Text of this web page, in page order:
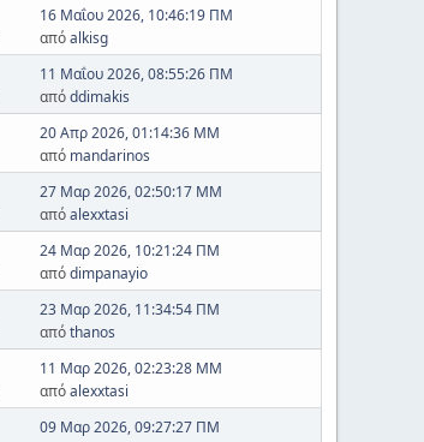
16 Μαΐου 2026, 10:46:19 ΠΜ
απόalkisg
11 Μαΐου 2026, 08:55:26 ΠΜ
απόddimakis
20 Απρ 2026, 01:14:36 ΜΜ
από mandarinos
27 Μαρ 2026, 02:50:17 ΜΜ
απόalexxtasi
24 Μαρ 2026, 10:21:24 ΠΜ
απόdimpanayio
23 Μαρ 2026, 11:34:54 ΠΜ
απόthanos
11 Μαρ 2026, 02:23:28 ΜΜ
απόalexxtasi
09 Μαρ 2026, 09:27:27 ΠΜ